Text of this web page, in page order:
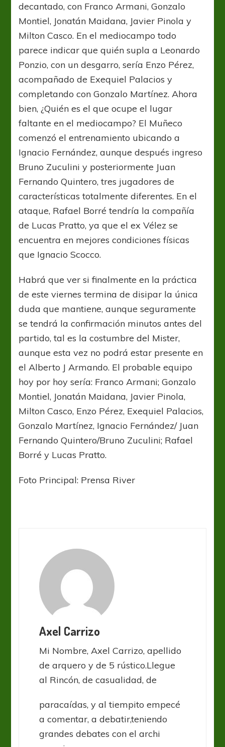
decantado, con Franco Armani, Gonzalo
Montiel, Jonatán Maidana, Javier Pinola y
Milton Casco. En el mediocampo todo
parece indicar que quién supla a Leonardo
Ponzio, con un desgarro, sería Enzo Pérez,
acompañado de Exequiel Palacios y
completando con Gonzalo Martínez. Ahora
bien, ¿Quién es el que ocupe el lugar
faltante en el mediocampo? El Muñeco
comenzó el entrenamiento ubicando a
Ignacio Fernández, aunque después ingreso
Bruno Zuculini y posteriormente Juan
Fernando Quintero, tres jugadores de
características totalmente diferentes. En el
ataque, Rafael Borré tendría la compañía
de Lucas Pratto, ya que el ex Vélez se
encuentra en mejores condiciones físicas
que Ignacio Scocco.
Habrá que ver si finalmente en la práctica
de este viernes termina de disipar la única
duda que mantiene, aunque seguramente
se tendrá la confirmación minutos antes del
partido, tal es la costumbre del Mister,
aunque esta vez no podrá estar presente en
el Alberto J Armando. El probable equipo
hoy por hoy sería: Franco Armani; Gonzalo
Montiel, Jonatán Maidana, Javier Pinola,
Milton Casco, Enzo Pérez, Exequiel Palacios,
Gonzalo Martínez, Ignacio Fernández/ Juan
Fernando Quintero/Bruno Zuculini; Rafael
Borré y Lucas Pratto.
Foto Principal: Prensa River
Axel Carrizo
Mi Nombre, Axel Carrizo, apellido
de arquero y de 5 rústico.Llegue
al Rincón, de casualidad, de
paracaídas, y al tiempito empecé
a comentar, a debatir,teniendo
grandes debates con el archi